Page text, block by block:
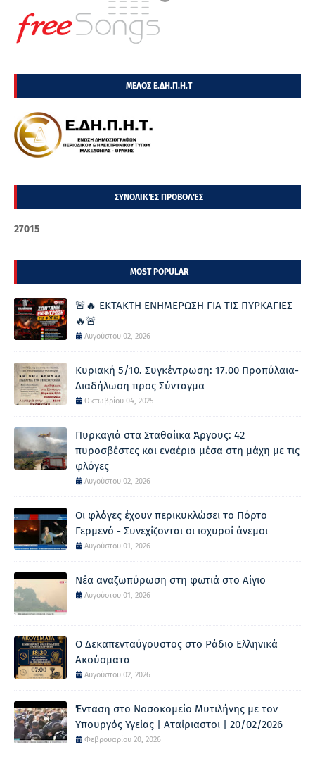
ΜΕΛΟΣ Ε.ΔΗ.Π.Η.Τ
ΣΥΝΟΛΙΚΈΣ ΠΡΟΒΟΛΈΣ
27015
MOST POPULAR
🚨🔥 ΕΚΤΑΚΤΗ ΕΝΗΜΕΡΩΣΗ ΓΙΑ ΤΙΣ ΠΥΡΚΑΓΙΕΣ
🔥🚨
Αυγούστου 02, 2026
Κυριακή 5/10. Συγκέντρωση: 17.00 Προπύλαια-
Διαδήλωση προς Σύνταγμα
Οκτωβρίου 04, 2025
Πυρκαγιά στα Σταθαίικα Άργους: 42
πυροσβέστες και εναέρια μέσα στη μάχη με τις
φλόγες
Αυγούστου 02, 2026
Οι φλόγες έχουν περικυκλώσει το Πόρτο
Γερμενό - Συνεχίζονται οι ισχυροί άνεμοι
Αυγούστου 01, 2026
Νέα αναζωπύρωση στη φωτιά στο Αίγιο
Αυγούστου 01, 2026
Ο Δεκαπενταύγουστος στο Ράδιο Ελληνικά
Ακούσματα
Αυγούστου 02, 2026
Ένταση στο Νοσοκομείο Μυτιλήνης με τον
Υπουργός Υγείας | Αταίριαστοι | 20/02/2026
Φεβρουαρίου 20, 2026